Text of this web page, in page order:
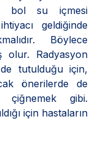
bol su içmesi
geldiğinde
Böylece
olur. Radyasyon
tutulduğu için,
önerilerde de
çiğnemek gibi.
için hastaların